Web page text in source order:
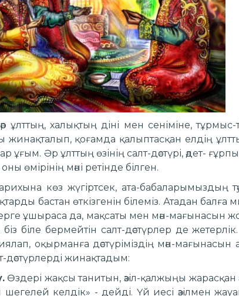
ұлттың, халықтың діні мен сеніміне,
қоғамда қалыптасқан елдің
ұғым. Әр ұлттың өзінің салт-дәстүрі, әдет-
өмірінің мәні ретінде білген.
көз жүгіртсек, ата-бабаларымыздың
бастан өткізгенін білеміз. Атадан балға
ұшыраса да, мақсаты мен мән-мағынасын
біле бермейтін салт-дәстүрлер де
оқырманға дәстүріміздің мән-
дәстүрлерді жинақтадым:
Өздері жақсы танитын, әзіл-қалжыңы
шегелей келдік» - дейді. Үй иесі әзілмен